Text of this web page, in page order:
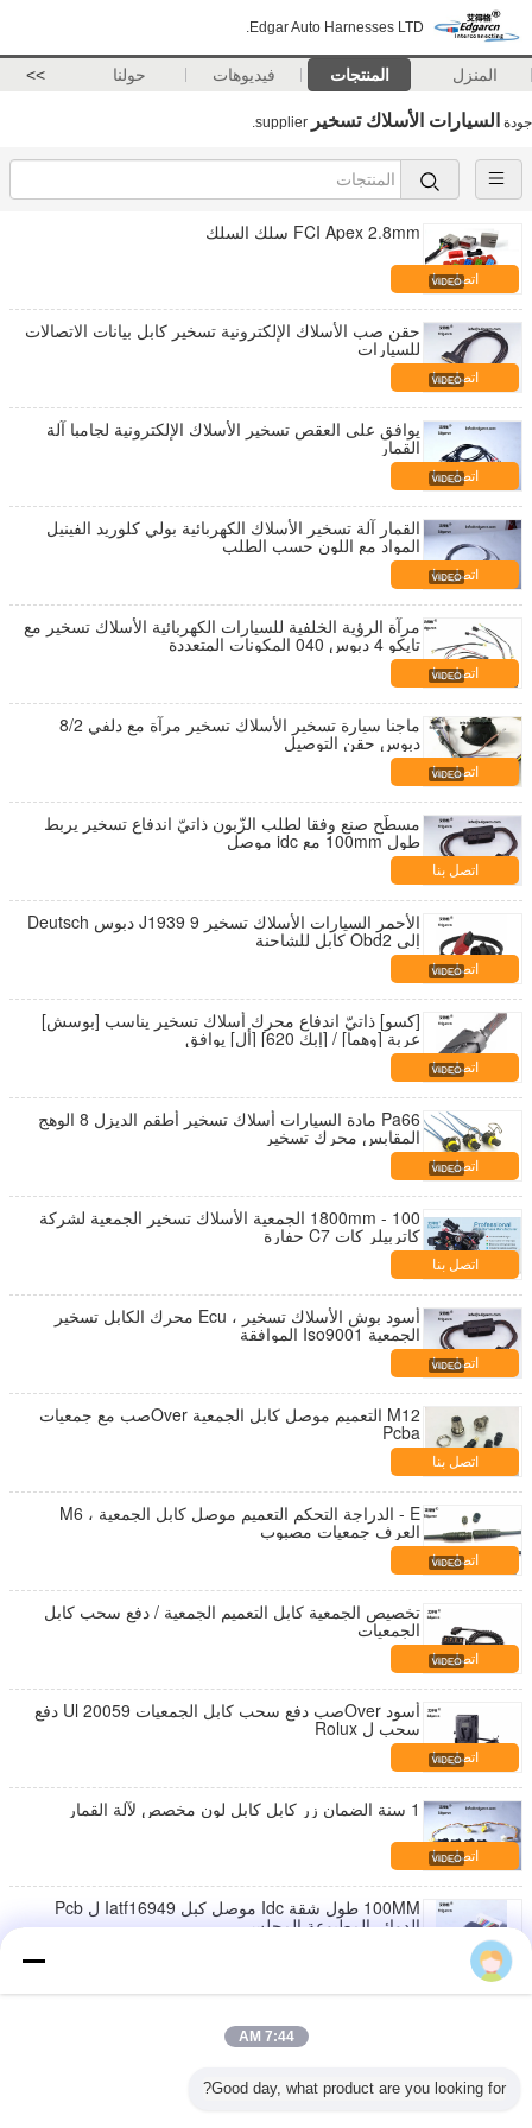
Edgar Auto Harnesses LTD.
المنزل المنتجات فيديوهات حولنا >>
جودة السيارات الأسلاك تسخير
FCI Apex 2.8mm سلك السلك
اتصل بنا
حقن صب الأسلاك الإلكترونية تسخير كابل بيانات الاتصالات
للسيارات
اتصل بنا
يوافق على العقص تسخير الأسلاك الإلكترونية لجامبا آلة
القمار
اتصل بنا
القمار آلة تسخير الأسلاك الكهربائية بولي كلوريد الفينيل
المواد مع اللون حسب الطلب
اتصل بنا
مرآة الرؤية الخلفية للسيارات الكهربائية الأسلاك تسخير مع
تايكو 4 دبوس 040 المكونات المتعددة
اتصل بنا
ماجنا سيارة تسخير الأسلاك تسخير مرآة مع دلفي 8/2
دبوس حقن التوصيل
اتصل بنا
مسطّح صنع وفقا لطلب الزّبون ذاتيّ اندفاع تسخير يربط
طول 100mm مع idc موصل
اتصل بنا
الأحمر السيارات الأسلاك تسخير J1939 9 دبوس Deutsch
إلى Obd2 كابل للشاحنة
اتصل بنا
[كسو] ذاتيّ اندفاع محرك أسلاك تسخير يناسب [بوسش]
عربة [وهما] / [إبك 620] [أل] يوافق
اتصل بنا
Pa66 مادة السيارات أسلاك تسخير أطقم الديزل 8 الوهج
المقابس محرك تسخير
اتصل بنا
100 - 1800mm الجمعية الأسلاك تسخير الجمعية لشركة
كاتربيلر كات C7 حفارة
اتصل بنا
أسود بوش الأسلاك تسخير ، Ecu محرك الكابل تسخير
الجمعية Iso9001 الموافقة
اتصل بنا
M12 التعميم موصل كابل الجمعية Overصب مع جمعيات
Pcba
اتصل بنا
E - الدراجة التحكم التعميم موصل كابل الجمعية ، M6
العرف جمعيات مصبوب
اتصل بنا
تخصيص الجمعية كابل التعميم الجمعية / دفع سحب كابل
الجمعيات
اتصل بنا
أسود Overصب دفع سحب كابل الجمعيات Ul 20059 دفع
سحب ل Rolux
اتصل بنا
1 سنة الضمان زر كابل كابل لون مخصص لآلة القمار
اتصل بنا
100MM طول شقة Idc موصل كبل Iatf16949 ل Pcb
الدوائر المطبوعة المجلس
اتصل بنا
الكابلات المخصصة
7:44 AM
Good day, what product are you looking for?